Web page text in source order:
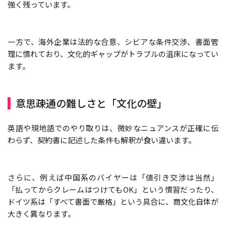
強く残っています。
一方で、海外企業は法的な合意、シビアな条件交渉、書面管
理に慣れており、文化的ギャップがトラブルの温床になってい
ます。
意思疎通の難しさと「文化の壁」
英語や現地語でのやり取りは、微妙なニュアンスが正確に伝
わらず、契約書に記述した条件も解釈が食い違います。
さらに、例えば中国系のバイヤーは「値引き交渉は当然」
「払ってからクレームはつけてもOK」という慣習だったり、
ドイツ系は「すべて書面で厳格」という具合に、商文化自体が
大きく異なります。